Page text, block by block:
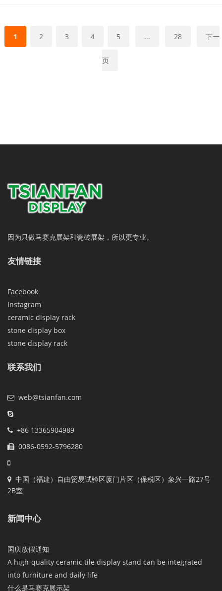
1 2 3 4 5 ... 28 下一
页
因为只做马赛克展架和瓷砖展架，所以更专业。
友情链接
Facebook
Instagram
ceramic display rack
stone display box
stone display rack
联系我们
web@tsianfan.com
+86 13365904989
0086-0592-5796280
中国（福建）自由贸易试验区厦门片区（保税区）象兴一路27号
2B室
新闻中心
国庆放假通知
A high-quality ceramic tile display stand can be integrated
into furniture and daily life
什么是马赛克展示架